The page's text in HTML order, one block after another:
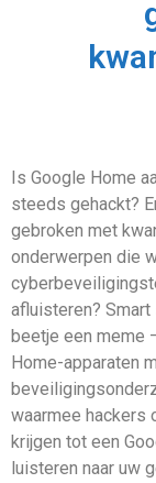
Is Google Home
steeds gehackt?
gebroken met
onderwerpen die
afluisteren?
beetje een meme
Home-apparaten
waarmee hackers
krijgen tot een
luisteren naar uw